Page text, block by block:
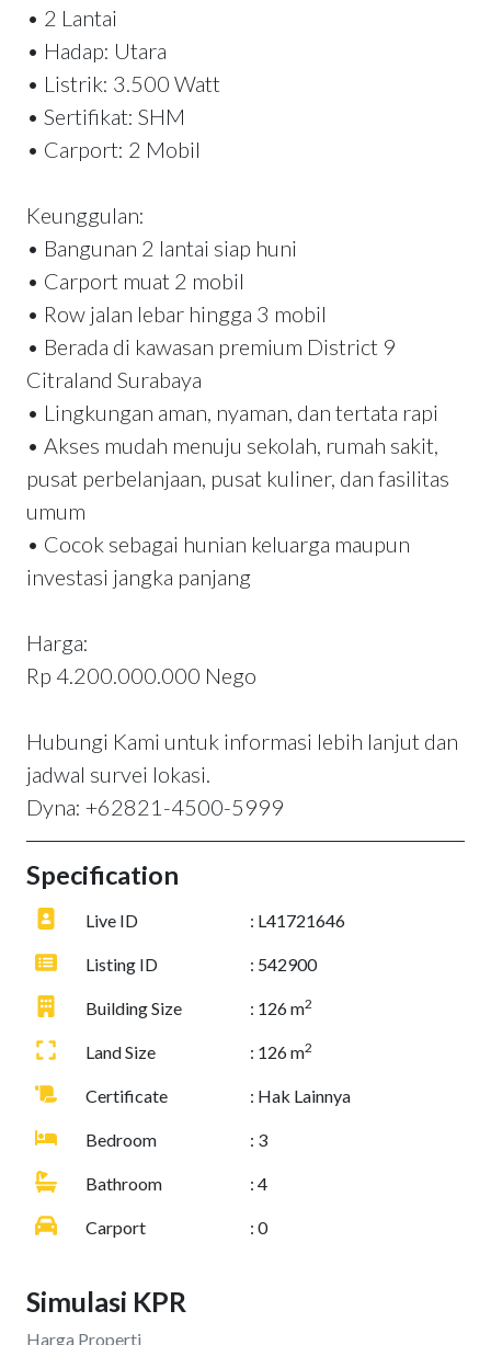
• 2 Lantai
• Hadap: Utara
• Listrik: 3.500 Watt
• Sertifikat: SHM
• Carport: 2 Mobil
Keunggulan:
• Bangunan 2 lantai siap huni
• Carport muat 2 mobil
• Row jalan lebar hingga 3 mobil
• Berada di kawasan premium District 9
Citraland Surabaya
• Lingkungan aman, nyaman, dan tertata rapi
• Akses mudah menuju sekolah, rumah sakit,
pusat perbelanjaan, pusat kuliner, dan fasilitas
umum
• Cocok sebagai hunian keluarga maupun
investasi jangka panjang
Harga:
Rp 4.200.000.000 Nego
Hubungi Kami untuk informasi lebih lanjut dan
jadwal survei lokasi.
Dyna: +62821-4500-5999
Specification
Live ID : L41721646
Listing ID : 542900
Building Size : 126 m2
Land Size : 126 m2
Certificate : Hak Lainnya
Bedroom : 3
Bathroom : 4
Carport : 0
Simulasi KPR
Harga Properti